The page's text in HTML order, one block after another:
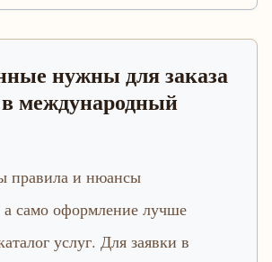
нужны для заказа
международный
правила и нюансы
а само оформление лучше
услуг. Для заявки в